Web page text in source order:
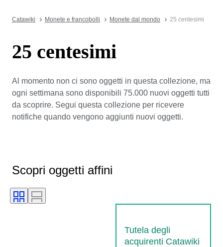
Catawiki Monete e francobolli Monete dal mondo 25 centesimi
25 centesimi
Al momento non ci sono oggetti in questa collezione, ma
ogni settimana sono disponibili 75.000 nuovi oggetti tutti
da scoprire. Segui questa collezione per ricevere
notifiche quando vengono aggiunti nuovi oggetti.
Scopri oggetti affini
Tutela degli
acquirenti Catawiki